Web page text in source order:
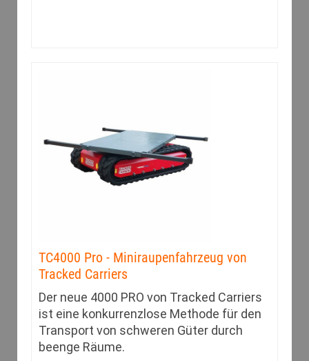
TC4000 Pro - Miniraupenfahrzeug von
Tracked Carriers
Der neue 4000 PRO von Tracked Carriers
ist eine konkurrenzlose Methode für den
Transport von schweren Güter durch
beenge Räume.